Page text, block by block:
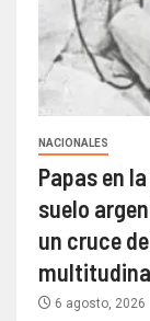
NACIONALES
Papas en
suelo
un cruce
6 agosto, 2026